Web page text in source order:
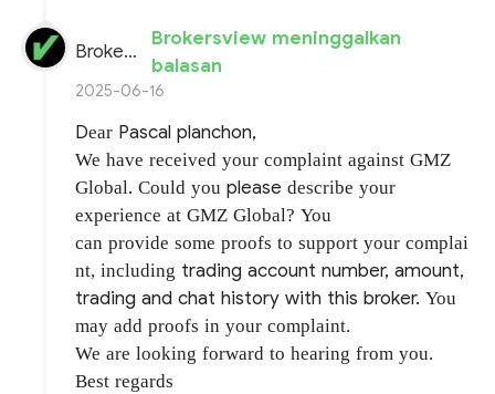
BrokersView
Brokersview meninggalkan
balasan
2025-06-16
Dear Pascal planchon,
We have received your complaint againstGMZ
Global.Could youpleasedescribe your
experience at GMZ Global? You
can provide some proofs to support your complai
nt, including trading account number, amount,
trading and chat history with this broker.You
may add proofs in your complaint.
We are looking forward to hearing from you.
Best regards